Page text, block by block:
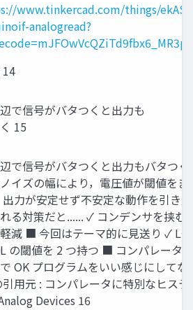
www.tinkercad.com/things/
analogread?
14
で信号がバタつくと出力も
15
で信号がバタつくと出力もバタつ
イズの幅により，電圧値が閾値をま
出力が安定せず不安定な動作を引き
る対策だと...... ✓ コンデンサを挟む
減 ■ 今回はテーマ的に見送り ✓
の閾値を 2 つ持つ ■ コンパレータ
OK プログラムをいい感じにしてな
引用元 : コンパレータに特別なヒス
Devices 16